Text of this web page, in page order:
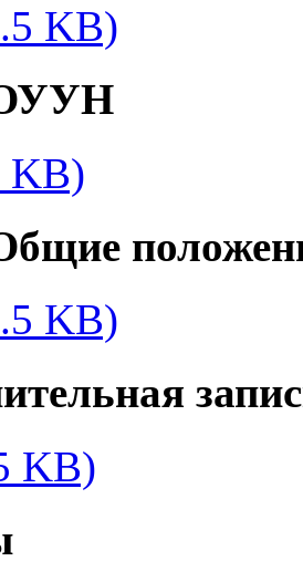
KB)
KB)
KB)
KB)